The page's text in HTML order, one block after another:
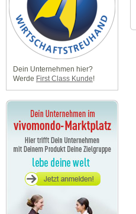
Dein Unternehmen hier?
Werde First Class Kunde!